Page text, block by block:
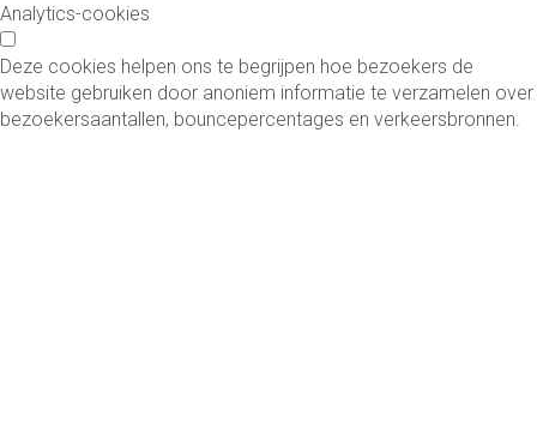
Analytics-cookies
Deze cookies helpen ons te begrijpen hoe bezoekers de
website gebruiken door anoniem informatie te verzamelen over
bezoekersaantallen, bouncepercentages en verkeersbronnen.